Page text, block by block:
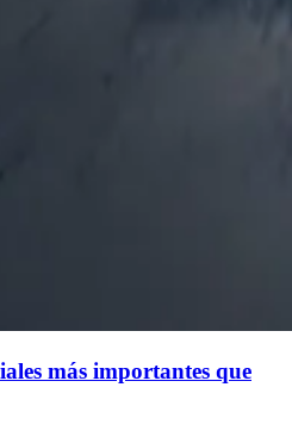
más importantes que